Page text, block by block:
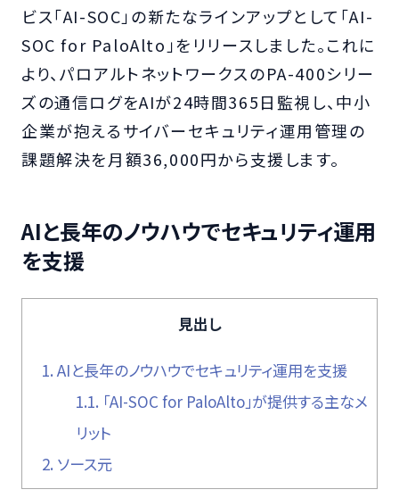
ビス「AI-SOC」の新たなラインアップとして「AI-
SOC for PaloAlto」をリリースしました。これに
より、パロアルトネットワークスのPA-400シリー
ズの通信ログをAIが24時間365日監視し、中小
企業が抱えるサイバーセキュリティ運用管理の
課題解決を月額36,000円から支援します。
AIと長年のノウハウでセキュリティ運用
を支援
見出し
1. AIと長年のノウハウでセキュリティ運用を支援
1.1. 「AI-SOC for PaloAlto」が提供する主なメ
リット
2. ソース元